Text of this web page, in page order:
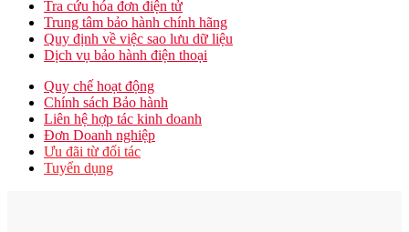
Tra cứu hóa đơn điện tử
Trung tâm bảo hành chính hãng
Quy định về việc sao lưu dữ liệu
Dịch vụ bảo hành điện thoại
Quy chế hoạt động
Chính sách Bảo hành
Liên hệ hợp tác kinh doanh
Đơn Doanh nghiệp
Ưu đãi từ đối tác
Tuyển dụng